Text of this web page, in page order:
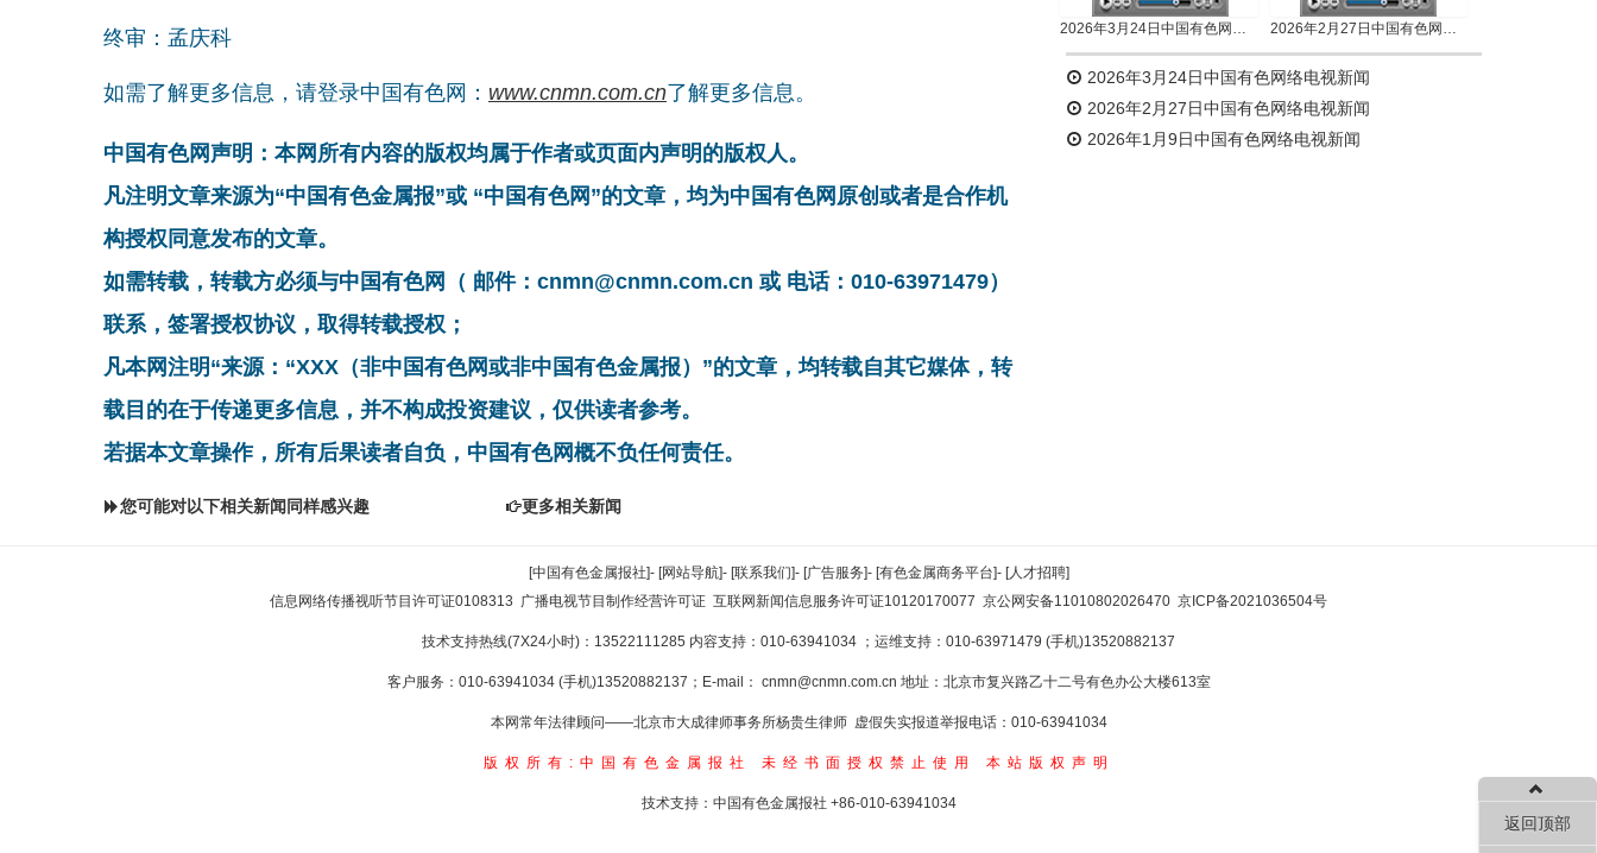
终审：孟庆科
如需了解更多信息，请登录中国有色网： www.cnmn.com.cn了解更多信息。
中国有色网声明：本网所有内容的版权均属于作者或页面内声明的版权人。
凡注明文章来源为“中国有色金属报”或 “中国有色网”的文章，均为中国有色网原创或者是合作机
构授权同意发布的文章。
如需转载，转载方必须与中国有色网（ 邮件：cnmn@cnmn.com.cn 或 电话：010-63971479）
联系，签署授权协议，取得转载授权；
凡本网注明“来源：“XXX（非中国有色网或非中国有色金属报）”的文章，均转载自其它媒体，转
载目的在于传递更多信息，并不构成投资建议，仅供读者参考。
若据本文章操作，所有后果读者自负，中国有色网概不负任何责任。
您可能对以下相关新闻同样感兴趣 更多相关新闻
2026年3月24日中国有色网络电视新闻 2026年2月27日中国有色网络电视新闻
2026年3月24日中国有色网络电视新闻
2026年2月27日中国有色网络电视新闻
2026年1月9日中国有色网络电视新闻
返回顶部
[中国有色金属报社]- [网站导航]- [联系我们]- [广告服务]- [有色金属商务平台]- [人才招聘]
信息网络传播视听节目许可证0108313 广播电视节目制作经营许可证 互联网新闻信息服务许可证10120170077 京公网安备11010802026470 京ICP备2021036504号
技术支持热线(7X24小时)：13522111285 内容支持：010-63941034 ；运维支持：010-63971479 (手机)13520882137
客户服务：010-63941034 (手机)13520882137；E-mail： cnmn@cnmn.com.cn 地址：北京市复兴路乙十二号有色办公大楼613室
本网常年法律顾问——北京市大成律师事务所杨贵生律师 虚假失实报道举报电话：010-63941034
版权所有:中国有色金属报社 未经书面授权禁止使用 本站版权声明
技术支持：中国有色金属报社 +86-010-63941034